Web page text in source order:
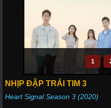
1
NHỊP ĐẬP TRÁI TIM 3
Heart Signal Season 3 (2020)